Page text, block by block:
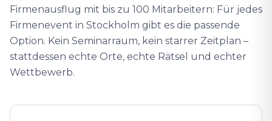
Firmenausflug mit bis zu 100 Mitarbeitern: Für jedes
Firmenevent in Stockholm gibt es die passende
Option. Kein Seminarraum, kein starrer Zeitplan –
stattdessen echte Orte, echte Rätsel und echter
Wettbewerb.